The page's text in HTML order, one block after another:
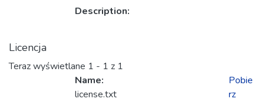
Description:
Licencja
Teraz wyświetlane 1 - 1 z 1
Name:
license.txt
Pobie
rz